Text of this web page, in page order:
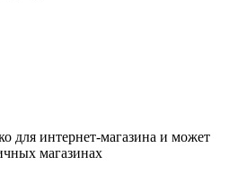
для интернет-магазина и может
магазинах